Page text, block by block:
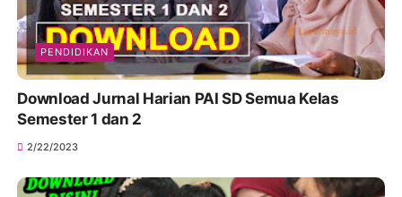
PENDIDIKAN
Download Jurnal Harian PAI SD Semua Kelas
Semester 1 dan 2
2/22/2023